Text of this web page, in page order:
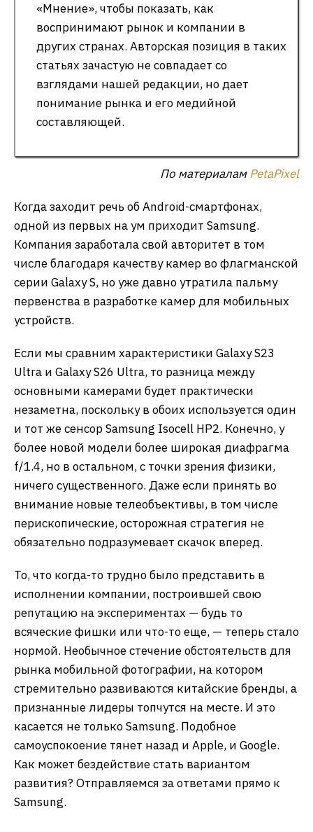
«Мнение», чтобы показать, как
воспринимают рынок и компании в
других странах. Авторская позиция в таких
статьях зачастую не совпадает со
взглядами нашей редакции, но дает
понимание рынка и его медийной
составляющей.
По материаламPetaPixel
Когда заходит речь об Android-смартфонах,
одной из первых на ум приходит Samsung.
Компания заработала свой авторитет в том
числе благодаря качеству камер во флагманской
серии Galaxy S, но уже давно утратила пальму
первенства в разработке камер для мобильных
устройств.
Если мы сравним характеристики Galaxy S23
Ultra и Galaxy S26 Ultra, то разница между
основными камерами будет практически
незаметна, поскольку в обоих используется один
и тот же сенсор Samsung Isocell HP2. Конечно, у
более новой модели более широкая диафрагма
f/1.4, но в остальном, с точки зрения физики,
ничего существенного. Даже если принять во
внимание новые телеобъективы, в том числе
перископические, осторожная стратегия не
обязательно подразумевает скачок вперед.
То, что когда-то трудно было представить в
исполнении компании, построившей свою
репутацию на экспериментах — будь то
всяческие фишки или что-то еще, — теперь стало
нормой. Необычное стечение обстоятельств для
рынка мобильной фотографии, на котором
стремительно развиваются китайские бренды, а
признанные лидеры топчутся на месте. И это
касается не только Samsung. Подобное
самоуспокоение тянет назад и Apple, и Google.
Как может бездействие стать вариантом
развития? Отправляемся за ответами прямо к
Samsung.